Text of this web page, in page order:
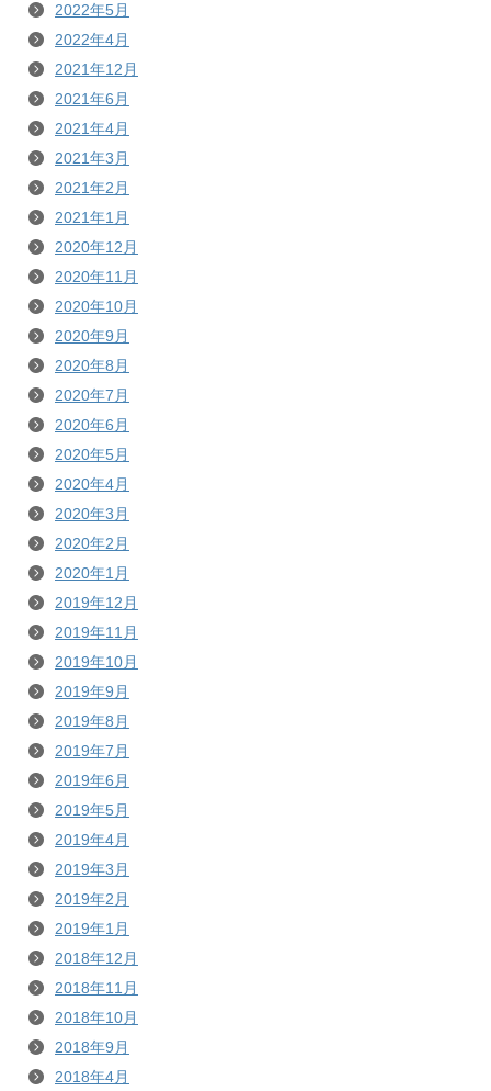
2022年5月
2022年4月
2021年12月
2021年6月
2021年4月
2021年3月
2021年2月
2021年1月
2020年12月
2020年11月
2020年10月
2020年9月
2020年8月
2020年7月
2020年6月
2020年5月
2020年4月
2020年3月
2020年2月
2020年1月
2019年12月
2019年11月
2019年10月
2019年9月
2019年8月
2019年7月
2019年6月
2019年5月
2019年4月
2019年3月
2019年2月
2019年1月
2018年12月
2018年11月
2018年10月
2018年9月
2018年4月